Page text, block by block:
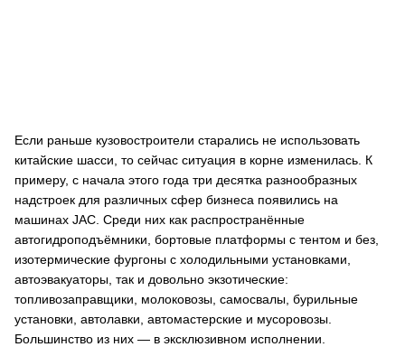
Если раньше кузовостроители старались не использовать
китайские шасси, то сейчас ситуация в корне изменилась. К
примеру, с начала этого года три десятка разнообразных
надстроек для различных сфер бизнеса появились на
машинах JAC. Среди них как распространённые
автогидроподъёмники, бортовые платформы с тентом и без,
изотермические фургоны с холодильными установками,
автоэвакуаторы, так и довольно экзотические:
топливозаправщики, молоковозы, самосвалы, бурильные
установки, автолавки, автомастерские и мусоровозы.
Большинство из них — в эксклюзивном исполнении.